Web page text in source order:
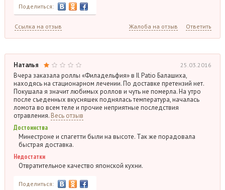
Поделиться:
Ссылка на отзыв Жалоба на отзыв Ответить
Наталья 25.03.2016
Вчера заказала роллы «Филадельфия» в Il Patio Балашиха,
находясь на стационарном лечении. По доставке претензий нет.
Покушала я значит любимых роллов и чуть не померла. На утро
после съеденных вкусняшек поднялась температура, началась
ломота во всем теле и прочие неприятные последствия
отравления. Весь отзыв
Достоинства
Минестроне и спагетти были на высоте. Так же порадовала
быстрая доставка.
Недостатки
Отвратительное качество японской кухни.
Поделиться: